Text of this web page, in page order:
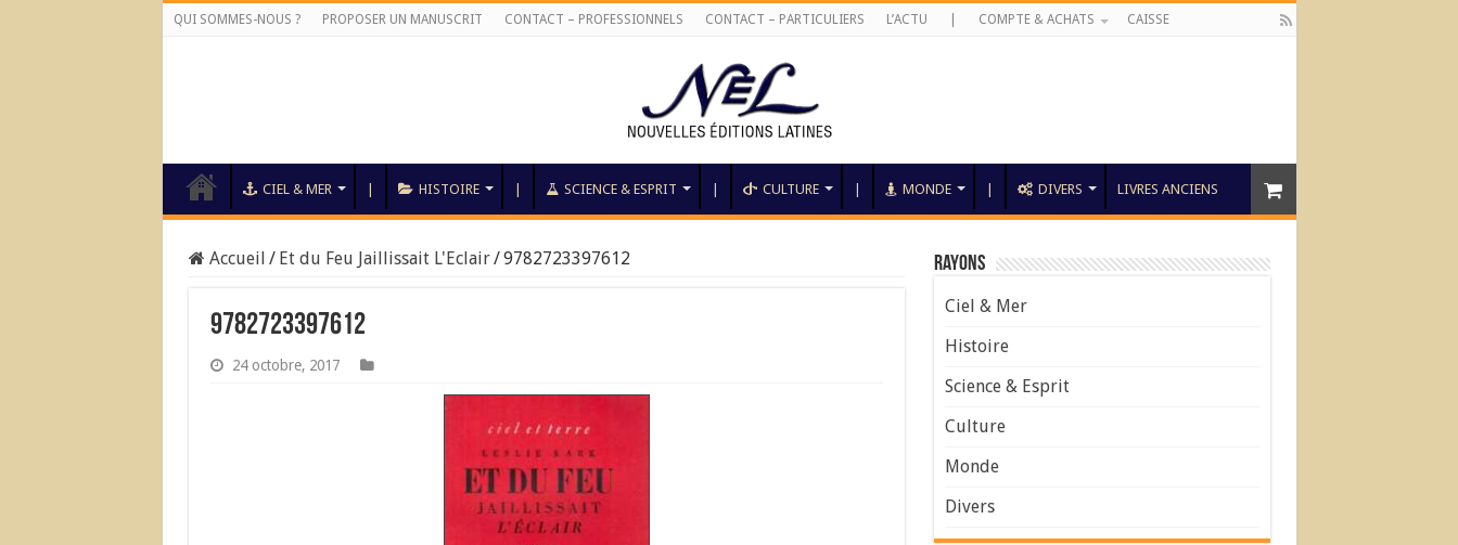
QUI SOMMES-NOUS ? PROPOSER UN MANUSCRIT CONTACT – PROFESSIONNELS CONTACT – PARTICULIERS L’ACTU COMPTE & ACHATS CAISSE
CIEL & MER HISTOIRE SCIENCE & ESPRIT CULTURE MONDE DIVERS LIVRES ANCIENS
Accueil / Et du Feu Jaillissait L'Eclair/9782723397612
9782723397612
24 octobre, 2017
Rayons
Ciel & Mer
Histoire
Science & Esprit
Culture
Monde
Divers